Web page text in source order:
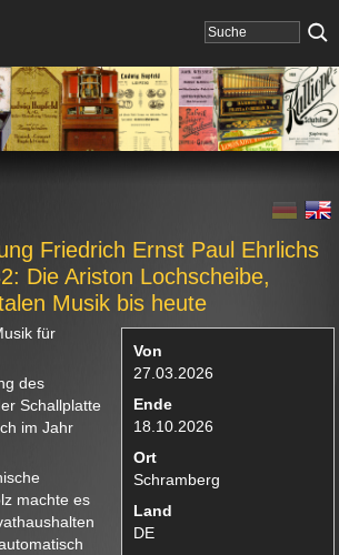
Friedrich Ernst Paul Ehrlichs
Die Ariston Lochscheibe,
Musik bis heute
Von
27.03.2026
Ende
18.10.2026
Ort
Schramberg
Land
DE
für
des
Schallplatte
im Jahr
machte es